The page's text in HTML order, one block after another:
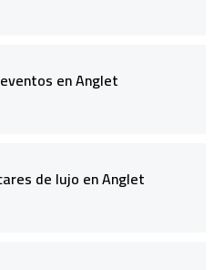
en Anglet
de lujo en Anglet